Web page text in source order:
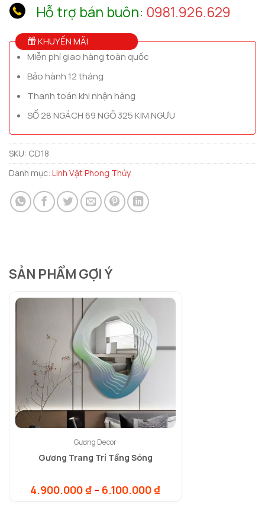
Hỗ trợ bán buôn: 0981.926.629
KHUYẾN MÃI
Miễn phí giao hàng toàn quốc
Bảo hành 12 tháng
Thanh toán khi nhận hàng
SỐ 28 NGÁCH 69 NGÕ 325 KIM NGƯU
SKU: CD18
Danh mục: Linh Vật Phong Thủy
SẢN PHẨM GỢI Ý
Gương Decor
Gương Trang Trí Tầng Sóng
4.900.000₫ – 6.100.000₫Khoảng